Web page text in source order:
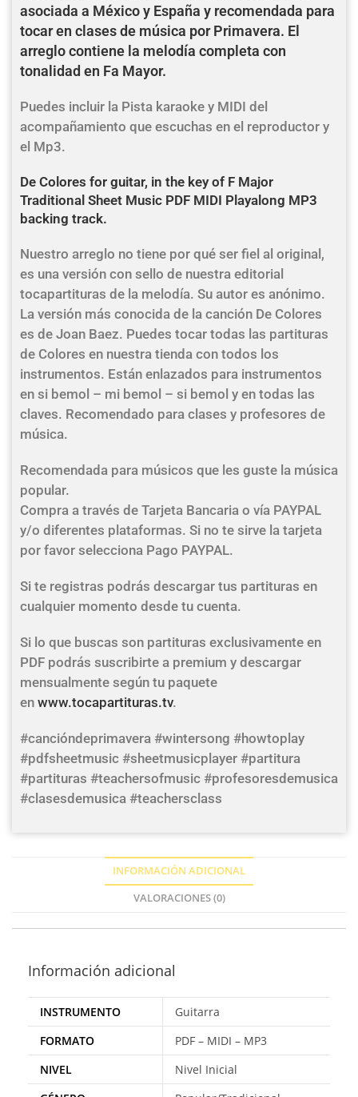
asociada a México y España y recomendada para
tocar en clases de música por Primavera. El
arreglo contiene la melodía completa con
tonalidad en Fa Mayor.
Puedes incluir la Pista karaoke y MIDI del
acompañamiento que escuchas en el reproductor y
el Mp3.
De Colores for guitar, in the key of F Major
Traditional Sheet Music PDF MIDI Playalong MP3
backing track.
Nuestro arreglo no tiene por qué ser fiel al original,
es una versión con sello de nuestra editorial
tocapartituras de la melodía. Su autor es anónimo.
La versión más conocida de la canción De Colores
es de Joan Baez. Puedes tocar todas las partituras
de Colores en nuestra tienda con todos los
instrumentos. Están enlazados para instrumentos
en si bemol – mi bemol – si bemol y en todas las
claves. Recomendado para clases y profesores de
música.
Recomendada para músicos que les guste la música
popular.
Compra a través de Tarjeta Bancaria o vía PAYPAL
y/o diferentes plataformas. Si no te sirve la tarjeta
por favor selecciona Pago PAYPAL.
Si te registras podrás descargar tus partituras en
cualquier momento desde tu cuenta.
Si lo que buscas son partituras exclusivamente en
PDF podrás suscribirte a premium y descargar
mensualmente según tu paquete
en www.tocapartituras.tv.
#cancióndeprimavera #wintersong #howtoplay
#pdfsheetmusic #sheetmusicplayer #partitura
#partituras #teachersofmusic #profesoresdemusica
#clasesdemusica #teachersclass
INFORMACIÓN ADICIONAL
VALORACIONES (0)
Información adicional
INSTRUMENTO
Guitarra
FORMATO
PDF – MIDI – MP3
NIVEL
Nivel Inicial